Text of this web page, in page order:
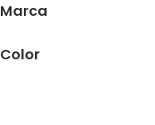
Marca
Color